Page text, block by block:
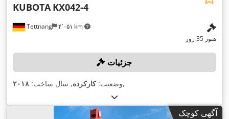
Tettnang ۴٬۰۵۱ km
KUBOTA KX042-4
هنوز 35 روز
جزئیات
وضعیت:کارکرده, سال ساخت: ۲۰۱۸ ,
آگهی کوچک